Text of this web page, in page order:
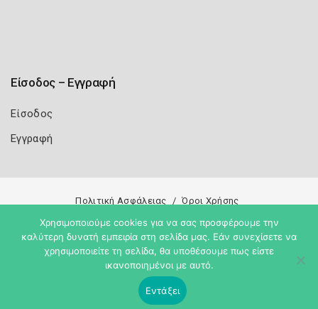
Είσοδος – Εγγραφή
Είσοδος
Εγγραφή
Πολιτική Ασφάλειας Όροι Χρήσης
Copyright 2026 Knowledge A.E.
Χρησιμοποιούμε cookies για να σας προσφέρουμε την
καλύτερη δυνατή εμπειρία στη σελίδα μας. Εάν συνεχίσετε να
χρησιμοποιείτε τη σελίδα, θα υποθέσουμε πως είστε
ικανοποιημένοι με αυτό.
Εντάξει